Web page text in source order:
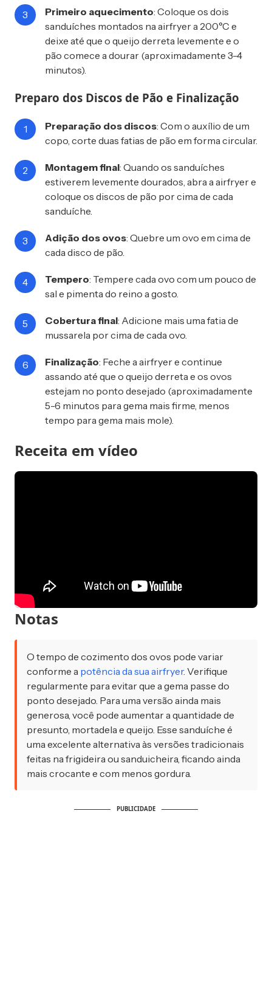
Primeiro aquecimento: Coloque os dois
sanduíches montados na airfryer a 200°C e
deixe até que o queijo derreta levemente e o
pão comece a dourar (aproximadamente 3-4
minutos).
Preparo dos Discos de Pão e Finalização
Preparação dos discos: Com o auxílio de um
copo, corte duas fatias de pão em forma circular.
Montagem final: Quando os sanduíches
estiverem levemente dourados, abra a airfryer e
coloque os discos de pão por cima de cada
sanduíche.
Adição dos ovos: Quebre um ovo em cima de
cada disco de pão.
Tempero: Tempere cada ovo com um pouco de
sal e pimenta do reino a gosto.
Cobertura final: Adicione mais uma fatia de
mussarela por cima de cada ovo.
Finalização: Feche a airfryer e continue
assando até que o queijo derreta e os ovos
estejam no ponto desejado (aproximadamente
5-6 minutos para gema mais firme, menos
tempo para gema mais mole).
Receita em vídeo
Notas
O tempo de cozimento dos ovos pode variar
conforme a potência da sua airfryer. Verifique
regularmente para evitar que a gema passe do
ponto desejado. Para uma versão ainda mais
generosa, você pode aumentar a quantidade de
presunto, mortadela e queijo. Esse sanduíche é
uma excelente alternativa às versões tradicionais
feitas na frigideira ou sanduicheira, ficando ainda
mais crocante e com menos gordura.
PUBLICIDADE